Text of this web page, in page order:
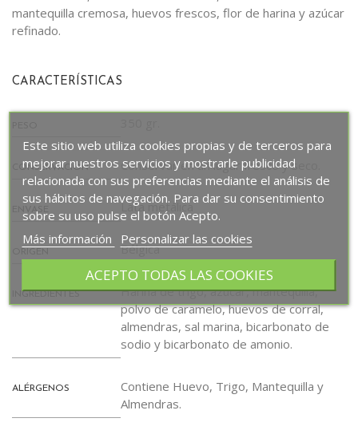
mantequilla cremosa, huevos frescos, flor de harina y azúcar
refinado.
CARACTERÍSTICAS
CONSERVACIÓN Conservar en un lugar fresco y seco.
ENVASE Lata metálica
Bélgica
INGREDIENTES
Harina de trigo, azúcar, mantequilla,
polvo de caramelo, huevos de corral,
almendras, sal marina, bicarbonato de
sodio y bicarbonato de amonio.
ALÉRGENOS
Contiene Huevo, Trigo, Mantequilla y
Almendras.
Este sitio web utiliza cookies propias y de terceros para
mejorar nuestros servicios y mostrarle publicidad
relacionada con sus preferencias mediante el análisis de
sus hábitos de navegación. Para dar su consentimiento
sobre su uso pulse el botón Acepto.
Más información
Personalizar las cookies
ACEPTO TODAS LAS COOKIES